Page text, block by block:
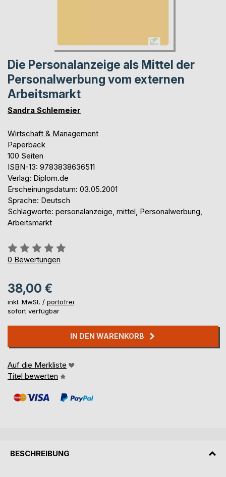
Die Personalanzeige als Mittel der
Personalwerbung vom externen
Arbeitsmarkt
Sandra Schlemeier
Wirtschaft & Management
Paperback
100 Seiten
ISBN-13: 9783838636511
Verlag: Diplom.de
Erscheinungsdatum: 03.05.2001
Sprache: Deutsch
Schlagworte: personalanzeige, mittel, Personalwerbung,
Arbeitsmarkt
Bewertung::
0%
0 Bewertungen
38,00 €
inkl. MwSt. / portofrei
sofort verfügbar
IN DEN WARENKORB
Auf die Merkliste
Titel bewerten
BESCHREIBUNG